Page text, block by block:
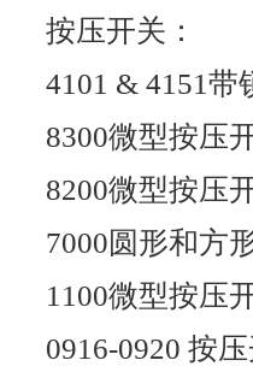
按压开关：
4101 & 4151带
8300微型按压
8200微型按压
7000圆形和方
1100微型按压
0916-0920 按